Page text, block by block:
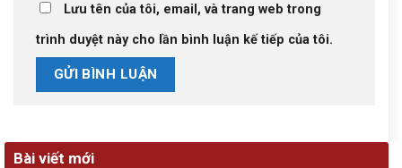
Lưu tên của tôi, email, và trang web trong
trình duyệt này cho lần bình luận kế tiếp của tôi.
Bài viết mới